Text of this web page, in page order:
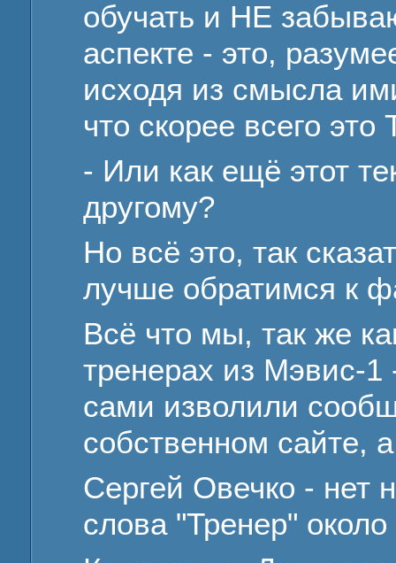
обучать и НЕ
аспекте - это,
исходя из смысла
что скорее всего
- Или как ещё этот
другому?
Но всё это, так
лучше обратимся к
Всё что мы, так же
тренерах из Мэвис-1
сами изволили
собственном сайте,
Сергей Овечко - нет
слова "Тренер"